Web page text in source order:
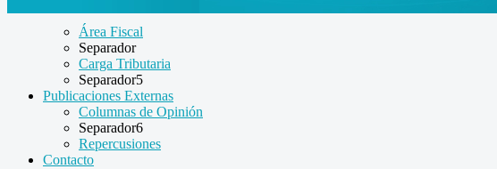
Área Fiscal
Separador
Carga Tributaria
Separador5
Publicaciones Externas
Columnas de Opinión
Separador6
Repercusiones
Contacto